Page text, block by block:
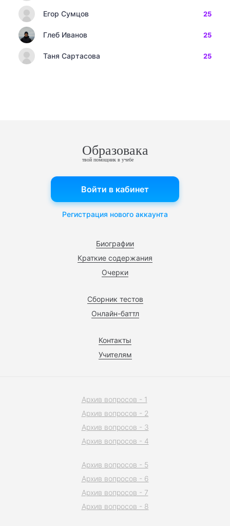
Егор Сумцов 25
Глеб Иванов 25
Таня Сартасова 25
Образовака
твой помощник в учебе
Биографии
Краткие содержания
Очерки
Сборник тестов
Онлайн-баттл
Контакты
Учителям
Войти в кабинет
Регистрация нового аккаунта
Архив вопросов - 1
Архив вопросов - 2
Архив вопросов - 3
Архив вопросов - 4
Архив вопросов - 5
Архив вопросов - 6
Архив вопросов - 7
Архив вопросов - 8